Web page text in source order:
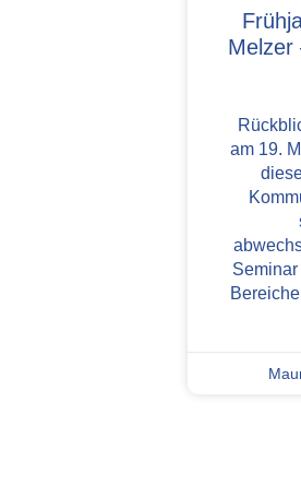
Melzer
am 19.